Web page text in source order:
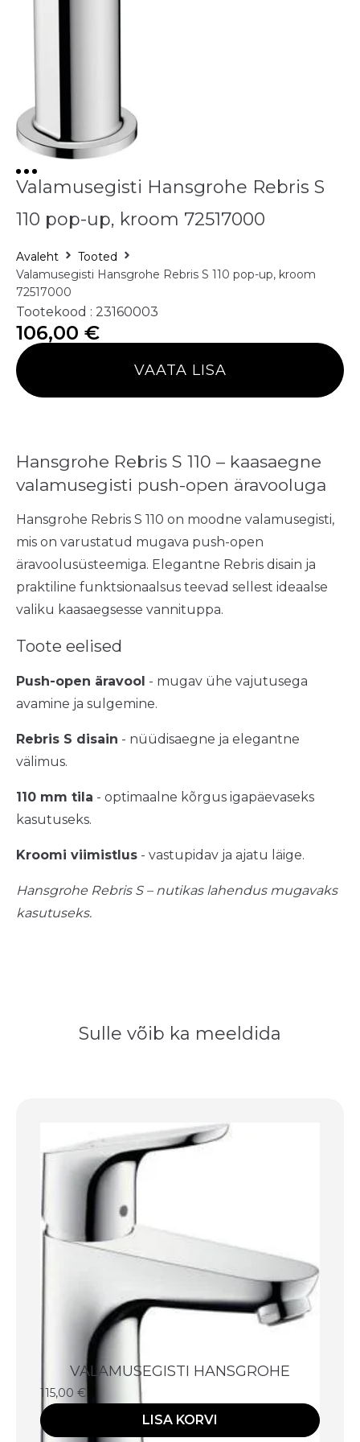
Valamusegisti Hansgrohe Rebris S
110 pop-up, kroom 72517000
Avaleht
Tooted
Valamusegisti Hansgrohe Rebris S 110 pop-up, kroom
72517000
Tootekood : 23160003
106,00 €
VAATA LISA
Hansgrohe Rebris S 110 – kaasaegne
valamusegisti push-open äravooluga
Hansgrohe Rebris S 110 on moodne valamusegisti,
mis on varustatud mugava push-open
äravoolusüsteemiga. Elegantne Rebris disain ja
praktiline funktsionaalsus teevad sellest ideaalse
valiku kaasaegsesse vannituppa.
Toote eelised
Push-open äravool - mugav ühe vajutusega
avamine ja sulgemine.
Rebris S disain - nüüdisaegne ja elegantne
välimus.
110 mm tila - optimaalne kõrgus igapäevaseks
kasutuseks.
Kroomi viimistlus - vastupidav ja ajatu läige.
Hansgrohe Rebris S – nutikas lahendus mugavaks
kasutuseks.
Sulle võib ka meeldida
VALAMUSEGISTI HANSGROHE
115,00 €
LISA KORVI